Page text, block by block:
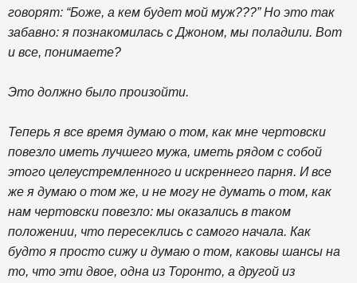
говорят: “Боже, а кем будет мой муж???” Но это так
забавно: я познакомилась с Джоном, мы поладили. Вот
и все, понимаете?
Это должно было произойти.
Теперь я все время думаю о том, как мне чертовски
повезло иметь лучшего мужа, иметь рядом с собой
этого целеустремленного и искреннего парня. И все
же я думаю о том же, и не могу не думать о том, как
нам чертовски повезло: мы оказались в таком
положении, что пересеклись с самого начала. Как
будто я просто сижу и думаю о том, каковы шансы на
то, что эти двое, одна из Торонто, а другой из